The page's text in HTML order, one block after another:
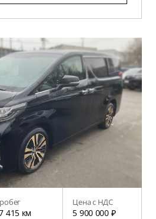
415 км
Цена с НДС
5 900 000 ₽